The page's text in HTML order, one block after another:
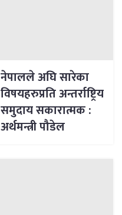
नेपालले अघि सारेका
विषयहरुप्रति अन्तर्राष्ट्रिय
समुदाय सकारात्मक :
अर्थमन्त्री पौडेल